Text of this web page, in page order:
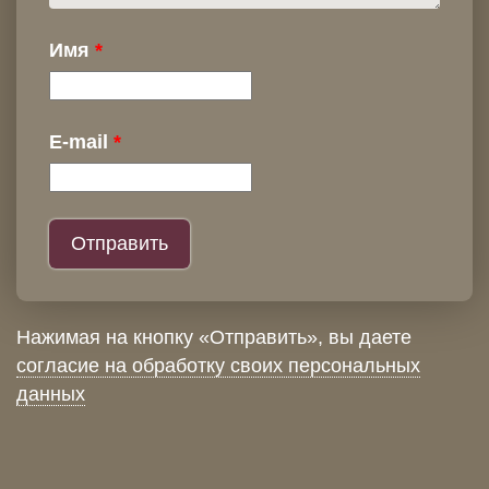
Имя
E-mail
Нажимая на кнопку «Отправить», вы даете
согласие на обработку своих персональных
данных